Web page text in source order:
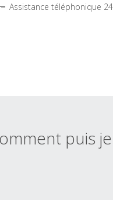
Assistance téléphonique
puis